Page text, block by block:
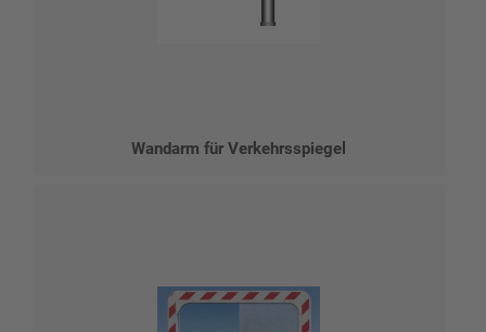
Wandarm für Verkehrsspiegel